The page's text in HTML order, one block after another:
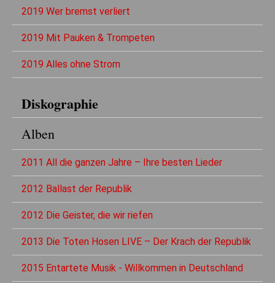
2019 Wer bremst verliert
2019 Mit Pauken & Trompeten
2019 Alles ohne Strom
Diskographie
Alben
2011 All die ganzen Jahre – Ihre besten Lieder
2012 Ballast der Republik
2012 Die Geister, die wir riefen
2013 Die Toten Hosen LIVE – Der Krach der Republik
2015 Entartete Musik - Willkommen in Deutschland